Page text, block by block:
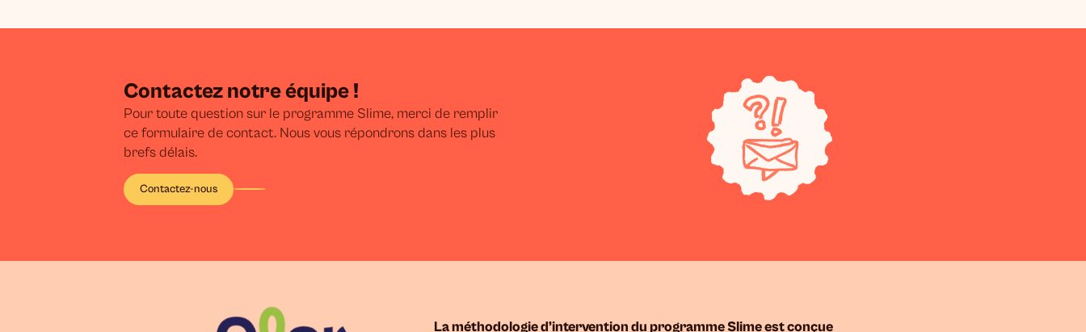
Contactez notre équipe !
Pour toute question sur le programme Slime, merci de remplir
ce formulaire de contact. Nous vous répondrons dans les plus
brefs délais.
Contactez-nous
La méthodologie d’intervention du programme Slime est conçue